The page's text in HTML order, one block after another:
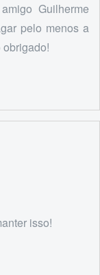
Guilherme
pelo menos a
obrigado!
isso!